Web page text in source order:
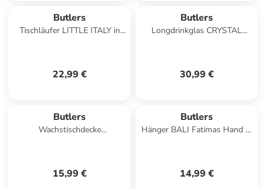
Butlers
Tischläufer LITTLE ITALY in
22,99 €
Butlers
Longdrinkglas CRYSTAL
30,99 €
Butlers
Wachstischdecke
15,99 €
Butlers
Hänger BALI Fatimas Hand in
14,99 €